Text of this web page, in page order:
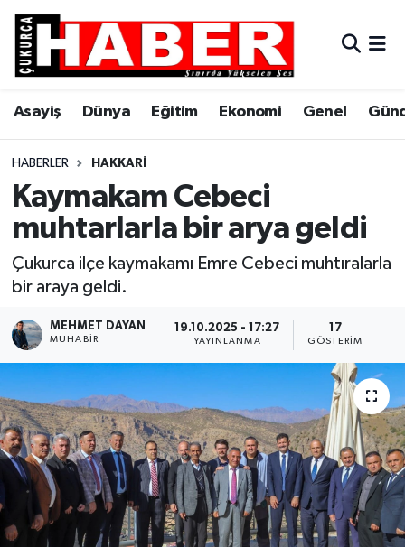
Asayiş Dünya Eğitim Ekonomi Genel
HABERLER HAKKARI
Kaymakam Cebeci
muhtarlarla bir arya geldi
Çukurca ilçe kaymakamı Emre Cebeci muhtıralarla
bir araya geldi.
MEHMET DAYAN
MUHABIR
19.10.2025 - 17:27
YAYINLANMA
17
GÖSTERIM
Asayiş
Dünya
Eğitim
Ekonomi
Gündem
Hakkari
Son Dakika
Teknoloji
Yaşam
Hava Durumu
Trafik Durumu
Süper Lig Puan Durumu ve Fikstür
Tüm Manşetler
Haber Arşivi